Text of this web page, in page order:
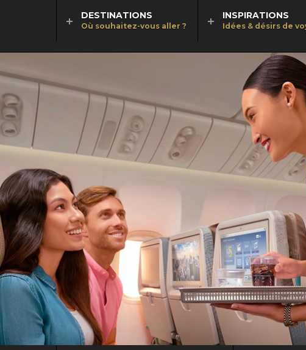
DESTINATIONS
Où souhaitez-vous aller ?
INSPIRATIONS
Idées & désirs de